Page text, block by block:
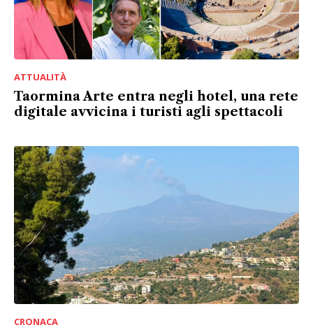
ATTUALITÀ
Taormina Arte entra negli hotel, una rete
digitale avvicina i turisti agli spettacoli
CRONACA